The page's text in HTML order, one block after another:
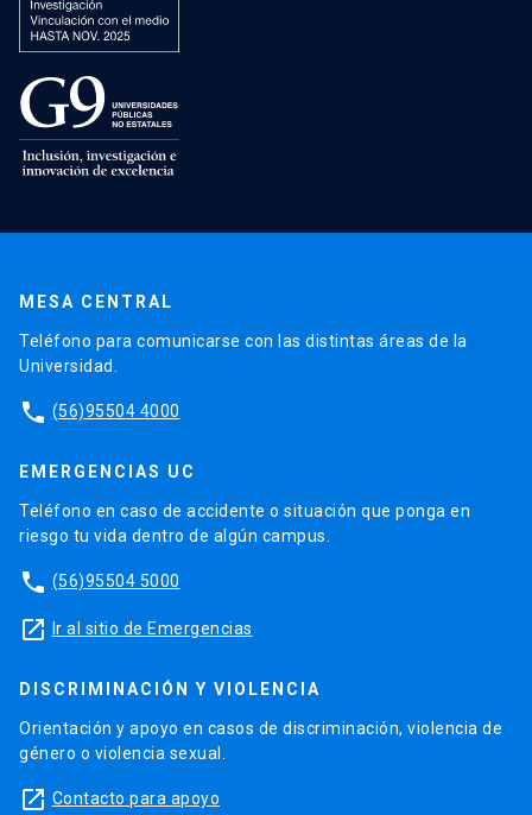
MESA CENTRAL
Teléfono para comunicarse con las distintas áreas de la
Universidad.
phone (56)95504 4000
EMERGENCIAS UC
Teléfono en caso de accidente o situación que ponga en
riesgo tu vida dentro de algún campus.
phone (56)95504 5000
launch Ir al sitio de Emergencias
DISCRIMINACIÓN Y VIOLENCIA
Orientación y apoyo en casos de discriminación, violencia de
género o violencia sexual.
launch Contacto para apoyo